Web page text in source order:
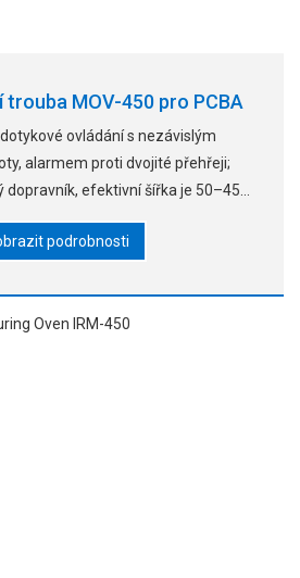
MOV-450 pro PCBA
ovládání s nezávislým
alarmem proti dvojité přehřeji;
efektivní šířka je 50–450
podrobnosti